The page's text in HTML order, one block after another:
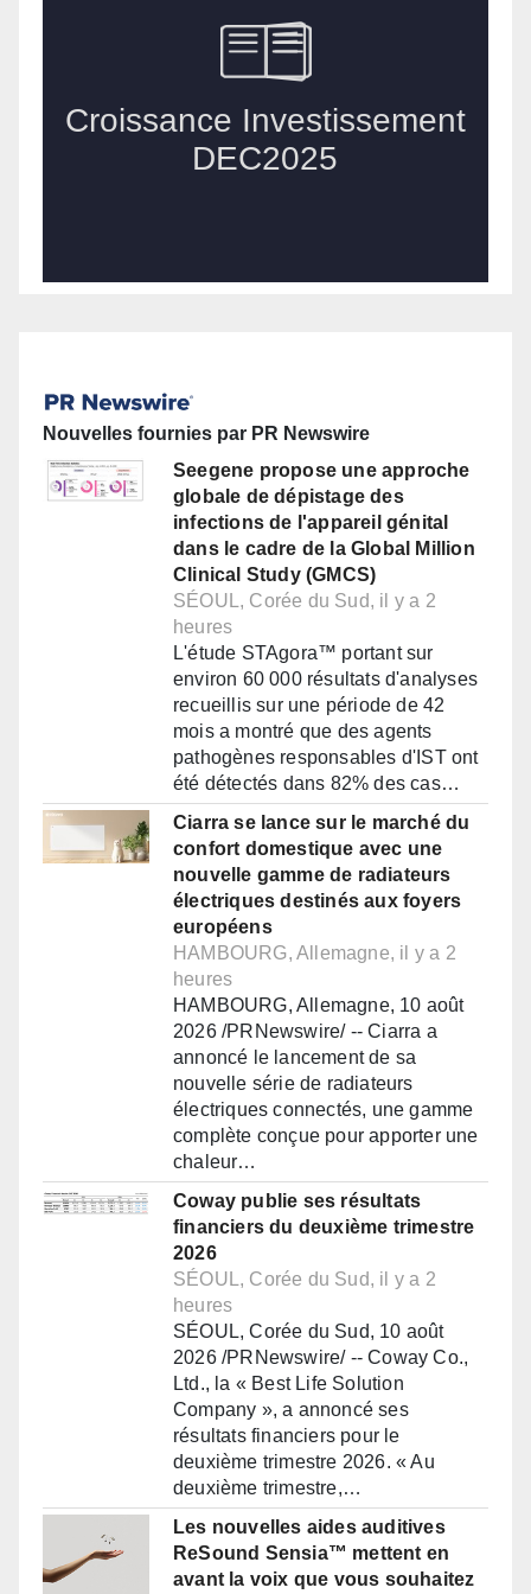
Nouvelles fournies par PR Newswire
Seegene propose une approche
globale de dépistage des
infections de l'appareil génital
dans le cadre de la Global Million
Clinical Study (GMCS)
SÉOUL, Corée du Sud, il y a 2
heures
L'étude STAgora™ portant sur
environ 60 000 résultats d'analyses
recueillis sur une période de 42
mois a montré que des agents
pathogènes responsables d'IST ont
été détectés dans 82% des cas…
Ciarra se lance sur le marché du
confort domestique avec une
nouvelle gamme de radiateurs
électriques destinés aux foyers
européens
HAMBOURG, Allemagne, il y a 2
heures
HAMBOURG, Allemagne, 10 août
2026 /PRNewswire/ -- Ciarra a
annoncé le lancement de sa
nouvelle série de radiateurs
électriques connectés, une gamme
complète conçue pour apporter une
chaleur…
Coway publie ses résultats
financiers du deuxième trimestre
2026
SÉOUL, Corée du Sud, il y a 2
heures
SÉOUL, Corée du Sud, 10 août
2026 /PRNewswire/ -- Coway Co.,
Ltd., la « Best Life Solution
Company », a annoncé ses
résultats financiers pour le
deuxième trimestre 2026. « Au
deuxième trimestre,…
Les nouvelles aides auditives
ReSound Sensia™ mettent en
avant la voix que vous souhaitez